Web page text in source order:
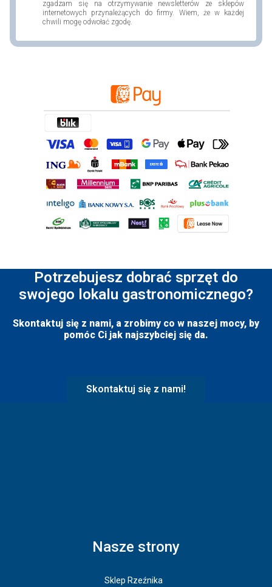
zgadzam się na otrzymywanie newsletterów ze sklepów
internetowych przynależących do firmy. Wiem, że w każdej
chwili mogę odwołać zgodę.
Potrzebujesz dobrać sprzęt do
swojego lokalu gastronomicznego?
Skontaktuj się z nami, a zrobimy co w naszej mocy, by
pomóc Ci jak najszybciej się da.
Skontaktuj się z nami!
Nasze strony
Sklep Rzeźnika